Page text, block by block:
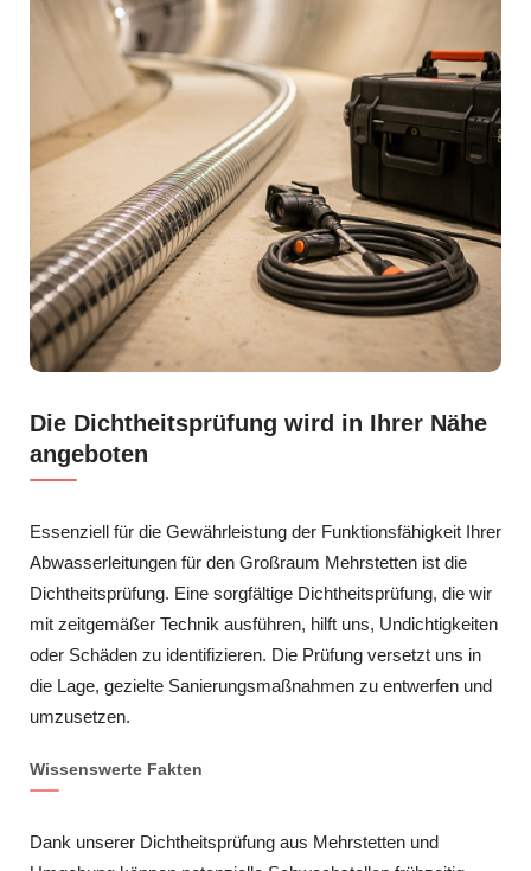
Die Dichtheitsprüfung wird in Ihrer Nähe
angeboten
Essenziell für die Gewährleistung der Funktionsfähigkeit Ihrer
Abwasserleitungen für den Großraum Mehrstetten ist die
Dichtheitsprüfung. Eine sorgfältige Dichtheitsprüfung, die wir
mit zeitgemäßer Technik ausführen, hilft uns, Undichtigkeiten
oder Schäden zu identifizieren. Die Prüfung versetzt uns in
die Lage, gezielte Sanierungsmaßnahmen zu entwerfen und
umzusetzen.
Wissenswerte Fakten
Dank unserer Dichtheitsprüfung aus Mehrstetten und